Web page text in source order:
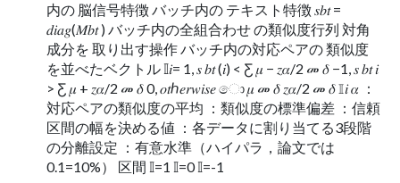
内の 脳信号特徴 バッチ内の テキスト特徴 𝑠𝑏𝑡 =
𝑑𝑖𝑎𝑔(𝑀𝑏𝑡 ) バッチ内の全組合わせ の類似度行列 対角
成分を 取り出す操作 バッチ内の対応ペアの 類似度
を並べたベクトル 𝕀𝑖= 1, 𝑠 𝑏𝑡 (𝑖) < Ƹ 𝜇 − 𝑧𝛼/2 መ 𝛿 −1, 𝑠 𝑏𝑡 𝑖
> Ƹ 𝜇 + 𝑧𝛼/2 መ 𝛿 0, 𝑜𝑡ℎ𝑒𝑟𝑤𝑖𝑠𝑒 ො 𝜇 መ 𝛿 𝑧𝛼/2 መ 𝛿 𝕀𝑖 𝛼 ：
対応ペアの類似度の平均 ：類似度の標準偏差 ：信頼
区間の幅を決める値 ：各データに割り当てる3段階
の分離設定 ：有意水準（ハイパラ，論文では
0.1=10%） 区間 𝕀=1 𝕀=0 𝕀=-1